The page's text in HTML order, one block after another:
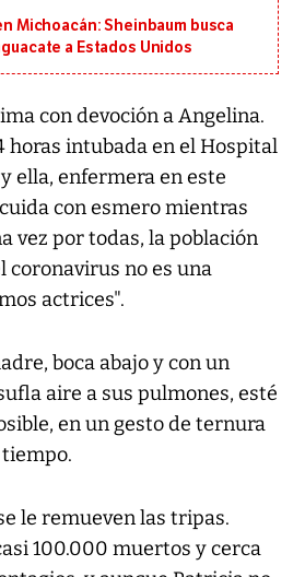
Michoacán: Sheinbaum busca
a Estados Unidos
con devoción a Angelina.
horas intubada en el Hospital
ella, enfermera en este
con esmero mientras
vez por todas, la población
coronavirus no es una
actrices".
boca abajo y con un
aire a sus pulmones, esté
en un gesto de ternura
le remueven las tripas.
100.000 muertos y cerca